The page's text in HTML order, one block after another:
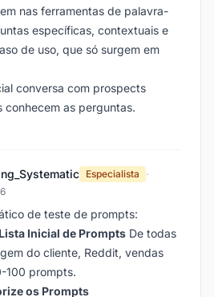
nas ferramentas de palavra-
específicas, contextuais e
de uso, que só surgem em
conversa com prospects
conhecem as perguntas.
Especialista
·
de teste de prompts:
Inicial de Prompts De todas
do cliente, Reddit, vendas
100 prompts.
os Prompts